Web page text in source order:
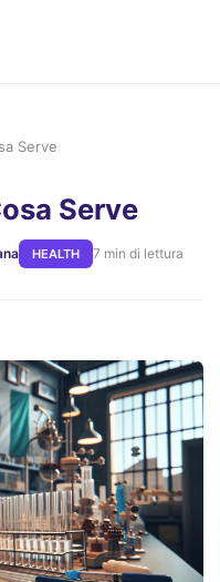
Serve
Serve
HEALTH 7 min di lettura